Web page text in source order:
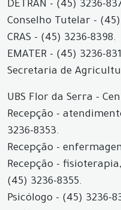
DETRAN - (45) 3236-
Conselho Tutelar - (45)
CRAS - (45) 3236-8398.
EMATER - (45) 3236-
Secretaria de
UBS Flor da Serra -
Recepção -
3236-8353.
Recepção -
Recepção -
(45) 3236-8355.
Psicólogo - (45) 3236-